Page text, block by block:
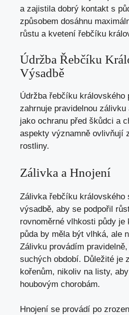
a zajistila dobrý kontakt s
způsobem dosáhnu
růstu a kvetení řebčíku
Údržba Řebčíku
Výsadbě
Údržba řebčíku královského
zahrnuje pravidelnou
jako ochranu před škůdci a
aspekty významně ovlivňují
rostliny.
Zálivka a Hnojení
Zálivka řebčíku královského
výsadbě, aby se podpořil
rovnoměrné vlhkosti půdy
půda by měla být vlhká, ale
Zálivku provádím
suchých období. Důležité je
kořenům, nikoliv na listy,
houbovým chorobám.
Hnojení se provádí po